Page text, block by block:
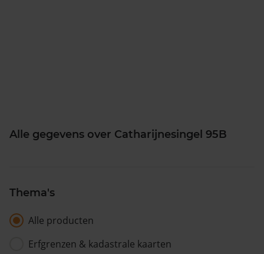
Alle gegevens over Catharijnesingel 95B
Thema's
Alle producten
Erfgrenzen & kadastrale kaarten